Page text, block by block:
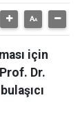
için
Dr.